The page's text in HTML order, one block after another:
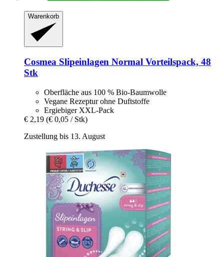
Warenkorb
Cosmea Slipeinlagen Normal Vorteilspack, 48
Stk
Oberfläche aus 100 % Bio-Baumwolle
Vegane Rezeptur ohne Duftstoffe
Ergiebiger XXL-Pack
€ 2,19 (€ 0,05 / Stk)
Zustellung bis 13. August